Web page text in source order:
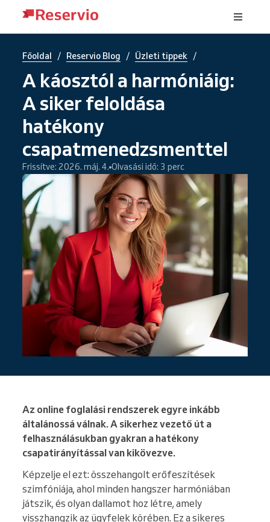
Főoldal / Reservio Blog / Üzleti tippek /
A káosztól a harmóniáig:
A siker feloldása
hatékony
csapatmenedzsmenttel
Frissítve: 2026. máj. 4. Olvasási idő: 3 perc
Az online foglalási rendszerek egyre inkább
általánossá válnak. A sikerhez vezető út a
felhasználásukban gyakran a hatékony
csapatirányítással van kikövezve.
Képzelje el ezt: összehangolt erőfeszítések
szimfóniája, ahol minden hangszer harmóniában
játszik, és olyan dallamot hoz létre, amely
visszhangzik az ügyfelek körében. Ez a sikeres